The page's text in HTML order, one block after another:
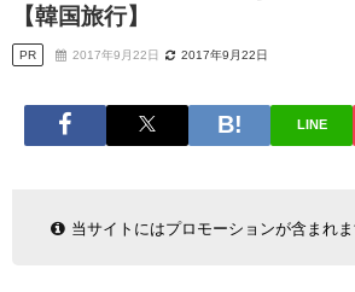
【韓国旅行】
PR 2017年9月22日 2017年9月22日
LINE
当サイトにはプロモーションが含まれま